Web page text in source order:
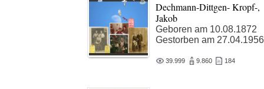
Dechmann-Dittgen- Kropf-,
Jakob
Geboren am 10.08.1872
Gestorben am 27.04.1956
39.999 9.860 184